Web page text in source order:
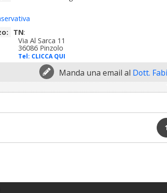
TN:
Via Al Sarca 11
36086 Pinzolo
Tel: CLICCA QUI
Manda una email al Dott.